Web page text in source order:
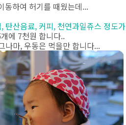
동하여 허기를 때웠는데...
탄산음료, 커피, 천연과일쥬스 정도가
에 7천원 합니다..
나마, 우동은 먹을만 합니다...